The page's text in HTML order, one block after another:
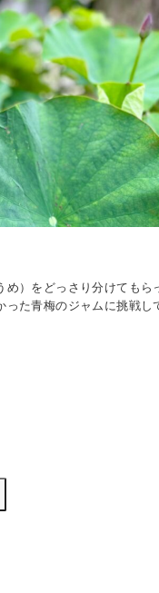
め）をどっさり分けてもら
った青梅のジャムに挑戦し